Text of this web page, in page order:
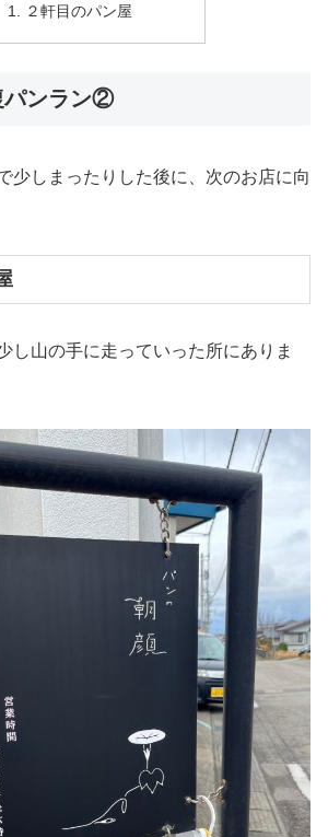
２軒目のパン屋
パンラン②
少しまったりした後に、次のお店に向
し山の手に走っていった所にありま